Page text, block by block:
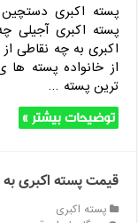
پسته اکبری
پسته اکبری آجیلی
اکبری به چه نقاطی
از خانواده پسته
ترین پسته …
توضیحات بیشتر »
قیمت پسته اکبری به
پسته اکبری